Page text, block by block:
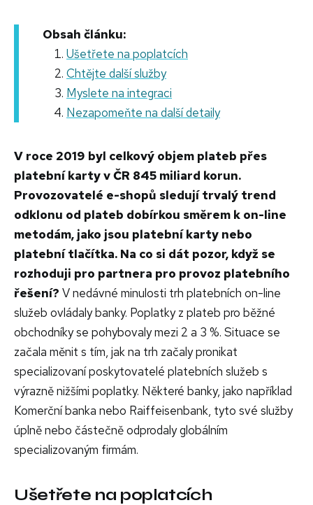
Obsah článku:
Ušetřete na poplatcích
Chtějte další služby
Myslete na integraci
Nezapomeňte na další detaily
V roce 2019 byl celkový objem plateb přes
platební karty v ČR 845 miliard korun.
Provozovatelé e-shopů sledují trvalý trend
odklonu od plateb dobírkou směrem k on-line
metodám, jako jsou platební karty nebo
platební tlačítka. Na co si dát pozor, když se
rozhoduji pro partnera pro provoz platebního
řešení? V nedávné minulosti trh platebních on-line
služeb ovládaly banky. Poplatky z plateb pro běžné
obchodníky se pohybovaly mezi 2 a 3 %. Situace se
začala měnit s tím, jak na trh začaly pronikat
specializovaní poskytovatelé platebních služeb s
výrazně nižšími poplatky. Některé banky, jako například
Komerční banka nebo Raiffeisenbank, tyto své služby
úplně nebo částečně odprodaly globálním
specializovaným firmám.
Ušetřete na poplatcích